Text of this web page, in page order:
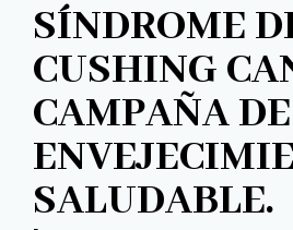
SÍNDROME
CUSHING
CAMPAÑA DE
SALUDABLE.